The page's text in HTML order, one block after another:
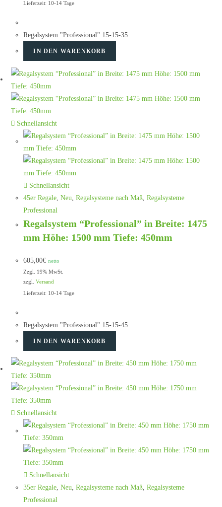
Lieferzeit: 10-14 Tage
Regalsystem "Professional" 15-15-35
IN DEN WARENKORB
Schnellansicht
Schnellansicht
45er Regale ,Neu ,Regalsysteme nach Maß ,Regalsysteme
Professional
Regalsystem “Professional” in Breite: 1475
mm Höhe: 1500 mm Tiefe: 450mm
605,00€ netto
Zzgl. 19% MwSt.
zzgl.Versand
Lieferzeit: 10-14 Tage
Regalsystem "Professional" 15-15-45
IN DEN WARENKORB
Schnellansicht
Schnellansicht
35er Regale,Neu,Regalsysteme nach Maß,Regalsysteme
Professional